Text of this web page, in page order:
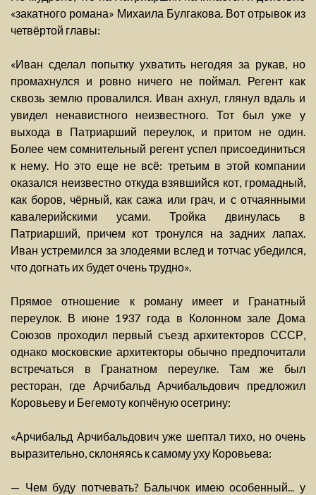
«закатного романа» Михаила Булгакова. Вот отрывок из
четвёртой главы:
«Иван сделал попытку ухватить негодяя за рукав, но
промахнулся и ровно ничего не поймал. Регент как
сквозь землю провалился. Иван ахнул, глянул вдаль и
увидел ненавистного неизвестного. Тот был уже у
выхода в Патриарший переулок, и притом не один.
Более чем сомнительный регент успел присоединиться
к нему. Но это еще не всё: третьим в этой компании
оказался неизвестно откуда взявшийся кот, громадный,
как боров, чёрный, как сажа или грач, и с отчаянными
кавалерийскими усами. Тройка двинулась в
Патриарший, причем кот тронулся на задних лапах.
Иван устремился за злодеями вслед и тотчас убедился,
что догнать их будет очень трудно».
Прямое отношение к роману имеет и Гранатный
переулок. В июне 1937 года в Колонном зале Дома
Союзов проходил первый съезд архитекторов СССР,
однако московские архитекторы обычно предпочитали
встречаться в Гранатном переулке. Там же был
ресторан, где Арчибальд Арчибальдович предложил
Коровьеву и Бегемоту копчёную осетрину:
«Арчибальд Арчибальдович уже шептал тихо, но очень
выразительно, склоняясь к самому уху Коровьева:
— Чем буду потчевать? Балычок имею особенный... у